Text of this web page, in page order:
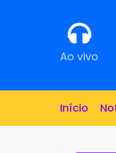
Ao vivo
Início